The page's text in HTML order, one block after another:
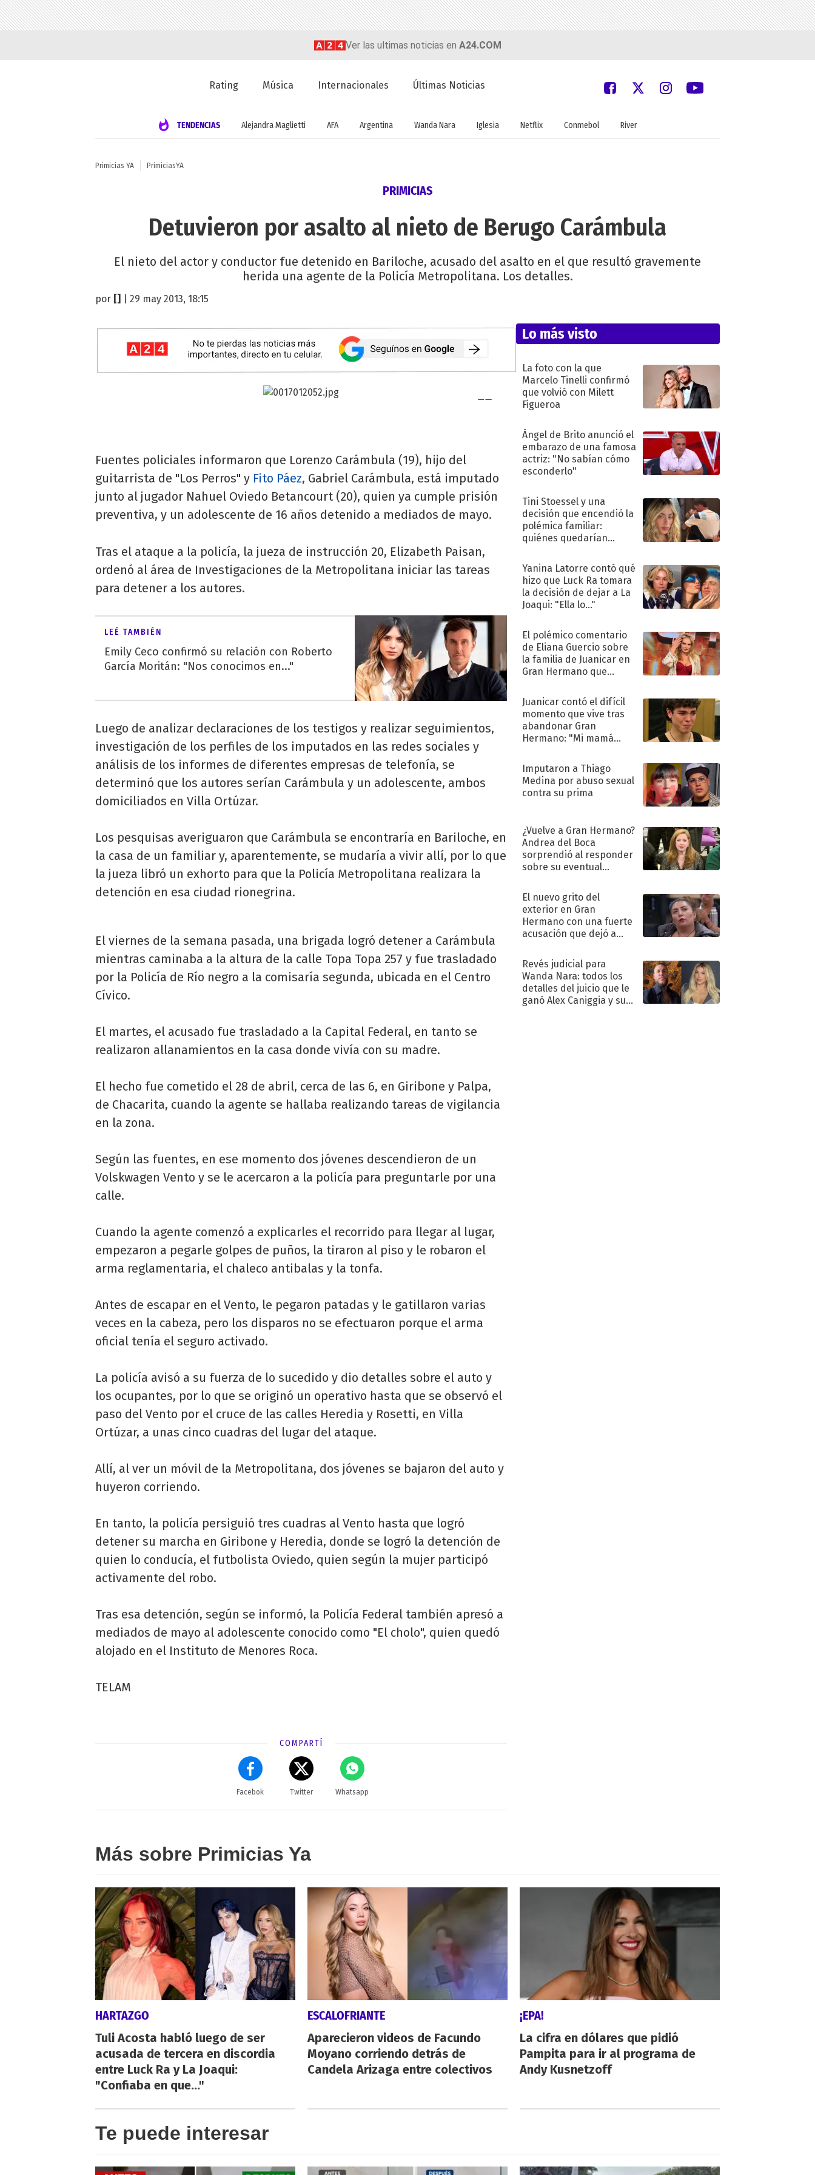
Ver las ultimas noticias en A24.COM
Rating Música Internacionales Últimas Noticias
TENDENCIAS Alejandra Maglietti AFA Argentina Wanda Nara Iglesia Netflix Conmebol River
Primicias YA PrimiciasYA
PRIMICIAS
Detuvieron por asalto al nieto de Berugo Carámbula
El nieto del actor y conductor fue detenido en Bariloche, acusado del asalto en el que resultó gravemente
herida una agente de la Policía Metropolitana. Los detalles.
por | 29 may 2013, 18:15
Fuentes policiales informaron que Lorenzo Carámbula (19), hijo del
guitarrista de "Los Perros" y Fito Páez, Gabriel Carámbula, está imputado
junto al jugador Nahuel Oviedo Betancourt (20), quien ya cumple prisión
preventiva, y un adolescente de 16 años detenido a mediados de mayo.
Tras el ataque a la policía, la jueza de instrucción 20, Elizabeth Paisan,
ordenó al área de Investigaciones de la Metropolitana iniciar las tareas
para detener a los autores.
LEÉ TAMBIÉN
Emily Ceco confirmó su relación con Roberto
García Moritán: "Nos conocimos en..."
Luego de analizar declaraciones de los testigos y realizar seguimientos,
investigación de los perfiles de los imputados en las redes sociales y
análisis de los informes de diferentes empresas de telefonía, se
determinó que los autores serían Carámbula y un adolescente, ambos
domiciliados en Villa Ortúzar.
Los pesquisas averiguaron que Carámbula se encontraría en Bariloche, en
la casa de un familiar y, aparentemente, se mudaría a vivir allí, por lo que
la jueza libró un exhorto para que la Policía Metropolitana realizara la
detención en esa ciudad rionegrina.
El viernes de la semana pasada, una brigada logró detener a Carámbula
mientras caminaba a la altura de la calle Topa Topa 257 y fue trasladado
por la Policía de Río negro a la comisaría segunda, ubicada en el Centro
Cívico.
El martes, el acusado fue trasladado a la Capital Federal, en tanto se
realizaron allanamientos en la casa donde vivía con su madre.
El hecho fue cometido el 28 de abril, cerca de las 6, en Giribone y Palpa,
de Chacarita, cuando la agente se hallaba realizando tareas de vigilancia
en la zona.
Según las fuentes, en ese momento dos jóvenes descendieron de un
Volskwagen Vento y se le acercaron a la policía para preguntarle por una
calle.
Cuando la agente comenzó a explicarles el recorrido para llegar al lugar,
empezaron a pegarle golpes de puños, la tiraron al piso y le robaron el
arma reglamentaria, el chaleco antibalas y la tonfa.
Antes de escapar en el Vento, le pegaron patadas y le gatillaron varias
veces en la cabeza, pero los disparos no se efectuaron porque el arma
oficial tenía el seguro activado.
La policía avisó a su fuerza de lo sucedido y dio detalles sobre el auto y
los ocupantes, por lo que se originó un operativo hasta que se observó el
paso del Vento por el cruce de las calles Heredia y Rosetti, en Villa
Ortúzar, a unas cinco cuadras del lugar del ataque.
Allí, al ver un móvil de la Metropolitana, dos jóvenes se bajaron del auto y
huyeron corriendo.
En tanto, la policía persiguió tres cuadras al Vento hasta que logró
detener su marcha en Giribone y Heredia, donde se logró la detención de
quien lo conducía, el futbolista Oviedo, quien según la mujer participó
activamente del robo.
Tras esa detención, según se informó, la Policía Federal también apresó a
mediados de mayo al adolescente conocido como "El cholo", quien quedó
alojado en el Instituto de Menores Roca.
TELAM
COMPARTÍ
Facebok Twitter Whatsapp
Lo más visto
La foto con la que
Marcelo Tinelli confirmó
que volvió con Milett
Figueroa
Ángel de Brito anunció el
embarazo de una famosa
actriz: "No sabían cómo
esconderlo"
Tini Stoessel y una
decisión que encendió la
polémica familiar:
quiénes quedarían
Yanina Latorre contó qué
hizo que Luck Ra tomara
la decisión de dejar a La
Joaqui: "Ella lo..."
El polémico comentario
de Eliana Guercio sobre
la familia de Juanicar en
Gran Hermano que
Juanicar contó el difícil
momento que vive tras
abandonar Gran
Hermano: "Mi mamá
Imputaron a Thiago
Medina por abuso sexual
contra su prima
¿Vuelve a Gran Hermano?
Andrea del Boca
sorprendió al responder
sobre su eventual
El nuevo grito del
exterior en Gran
Hermano con una fuerte
acusación que dejó a
"Traidora"
Revés judicial para
Wanda Nara: todos los
detalles del juicio que le
ganó Alex Caniggia y sus
Más sobre Primicias Ya
HARTAZGO
Tuli Acosta habló luego de ser
acusada de tercera en discordia
entre Luck Ra y La Joaqui:
"Confiaba en que..."
ESCALOFRIANTE
Aparecieron videos de Facundo
Moyano corriendo detrás de
Candela Arizaga entre colectivos
¡EPA!
La cifra en dólares que pidió
Pampita para ir al programa de
Andy Kusnetzoff
Te puede interesar